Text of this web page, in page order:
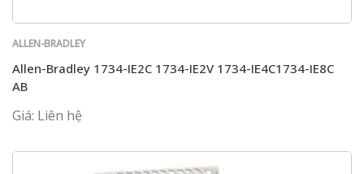
ALLEN-BRADLEY
Allen-Bradley 1734-IE2C 1734-IE2V 1734-IE4C1734-IE8C
AB
Giá: Liên hệ